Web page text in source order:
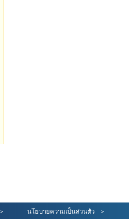
นโยบายความเป็นส่วนตัว